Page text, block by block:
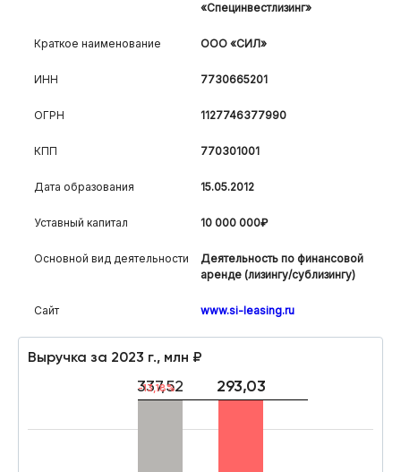
«Специнвестлизинг»
Краткое наименование ООО «СИЛ»
ИНН 7730665201
ОГРН 1127746377990
КПП 770301001
Дата образования 15.05.2012
Уставный капитал 10 000 000₽
Основной вид деятельности
Деятельность по финансовой
аренде (лизингу/сублизингу)
Сайт www.si-leasing.ru
Выручка за 2023 г., млн ₽
337,52 293,03
-13,18%